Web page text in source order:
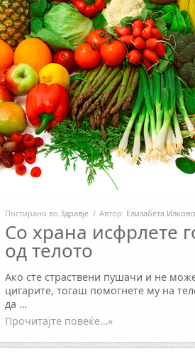
Постирано во Здравје / Автор: Елизабета
Со храна исфрлете
од телото
Ако сте страствени пушачи и не
цигарите, тогаш помогнете му на
да …
Прочитајте повеќе…»